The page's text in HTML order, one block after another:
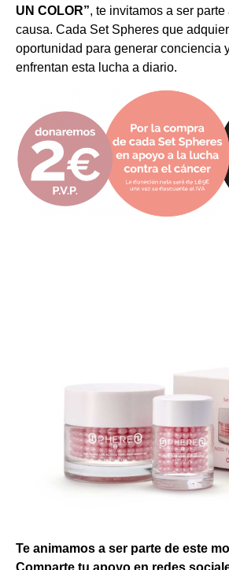
UN COLOR”, te invitamos a ser
causa. Cada Set Spheres que
oportunidad para generar conciencia
enfrentan esta lucha a diario.
Te animamos a ser parte de este